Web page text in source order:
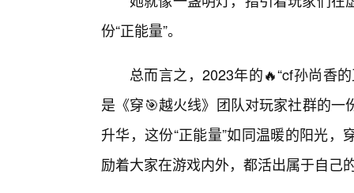
份“正能量”。
总而言之，2023年的🔥“cf孙尚香
是《穿🎯越火线》团队对玩家社群的
升华，这份“正能量”如同温暖的阳光
励着大家在游戏内外，都活出属于自己